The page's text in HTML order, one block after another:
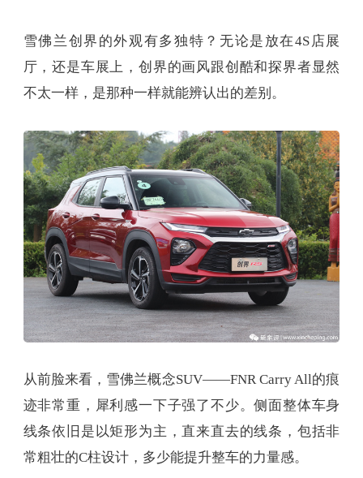
雪佛兰创界的外观有多独特？无论是放在4S店展
厅，还是车展上，创界的画风跟创酷和探界者显然
不太一样，是那种一样就能辨认出的差别。
从前脸来看，雪佛兰概念SUV——FNR Carry All的痕
迹非常重，犀利感一下子强了不少。侧面整体车身
线条依旧是以矩形为主，直来直去的线条，包括非
常粗壮的C柱设计，多少能提升整车的力量感。